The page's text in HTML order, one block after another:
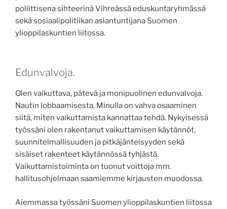
poliittisena sihteerinä Vihreässä eduskuntaryhmässä
sekä sosiaalipolitiikan asiantuntijana Suomen
ylioppilaskuntien liitossa.
Edunvalvoja.
Olen vaikuttava, pätevä ja monipuolinen edunvalvoja.
Nautin lobbaamisesta. Minulla on vahva osaaminen
siitä, miten vaikuttamista kannattaa tehdä. Nykyisessä
työssäni olen rakentanut vaikuttamisen käytännöt,
suunnitelmallisuuden ja pitkäjänteisyyden sekä
sisäiset rakenteet käytännössä tyhjästä.
Vaikuttamistoiminta on tuonut voittoja mm.
hallitusohjelmaan saamiemme kirjausten muodossa.
Aiemmassa työssäni Suomen ylioppilaskuntien liitossa